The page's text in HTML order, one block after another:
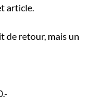
article.
de retour, mais un